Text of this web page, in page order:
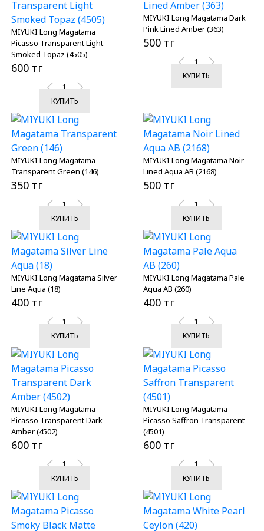
MIYUKI Long Magatama
Picasso Transparent Light
Smoked Topaz (4505)
600 тг
КУПИТЬ
MIYUKI Long Magatama Dark
Pink Lined Amber (363)
500 тг
КУПИТЬ
MIYUKI Long Magatama
Transparent Green (146)
350 тг
КУПИТЬ
MIYUKI Long Magatama Noir
Lined Aqua AB (2168)
500 тг
КУПИТЬ
MIYUKI Long Magatama Silver
Line Aqua (18)
400 тг
КУПИТЬ
MIYUKI Long Magatama Pale
Aqua AB (260)
400 тг
КУПИТЬ
MIYUKI Long Magatama
Picasso Transparent Dark
Amber (4502)
600 тг
КУПИТЬ
MIYUKI Long Magatama
Picasso Saffron Transparent
(4501)
600 тг
КУПИТЬ